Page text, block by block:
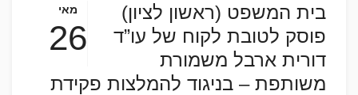
מאי
26
בית המשפט (ראשון לציון)
פוסק לטובת לקוח של עו”ד
דורית ארבל משמורת
משותפת – בניגוד להמלצות פקידת